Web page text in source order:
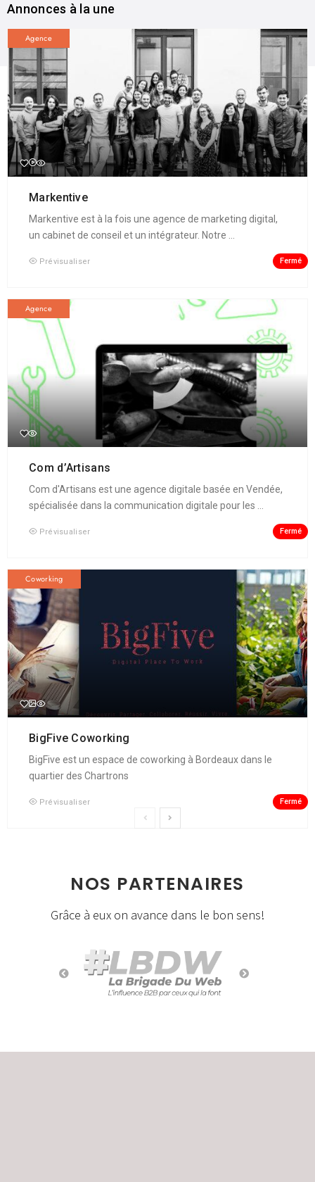
Annonces à la une
Agence
Markentive
Markentive est à la fois une agence de marketing digital,
un cabinet de conseil et un intégrateur. Notre ...
Prévisualiser Fermé
Agence
Com d’Artisans
Com d'Artisans est une agence digitale basée en Vendée,
spécialisée dans la communication digitale pour les ...
Prévisualiser Fermé
Coworking
BigFive Coworking
BigFive est un espace de coworking à Bordeaux dans le
quartier des Chartrons
Prévisualiser Fermé
NOS PARTENAIRES
Grâce à eux on avance dans le bon sens!